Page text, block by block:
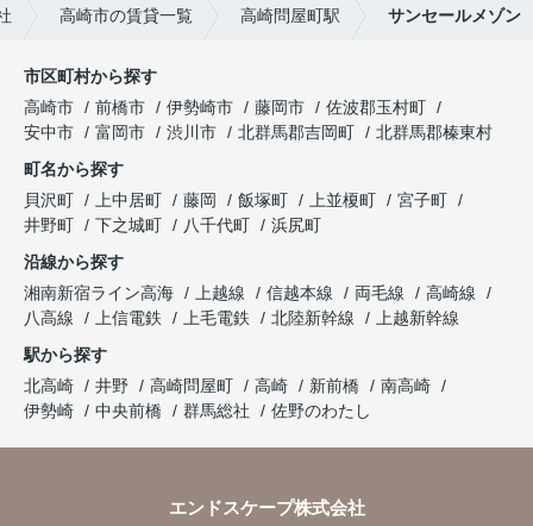
高崎市の賃貸一覧 高崎問屋町駅 サンセールメゾン
市区町村から探す
高崎市
前橋市 伊勢崎市 藤岡市
佐波郡玉村町
安中市
富岡市 渋川市 北群馬郡吉岡町
北群馬郡榛東村
町名から探す
貝沢町
上中居町 藤岡 飯塚町 上並榎町
宮子町
井野町
下之城町 八千代町
浜尻町
沿線から探す
湘南新宿ライン高海
上越線 信越本線 両毛線
高崎線
八高線
上信電鉄 上毛電鉄 北陸新幹線
上越新幹線
駅から探す
北高崎
井野 高崎問屋町 高崎 新前橋
南高崎
伊勢崎
中央前橋 群馬総社 佐野のわたし
エンドスケープ株式会社